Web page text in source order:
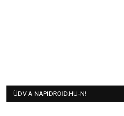
ÜDV A NAPIDROID.HU-N!